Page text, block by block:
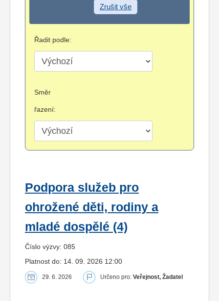
Zrušit vše
Řadit podle:
Směr
řazení:
Podpora služeb pro
ohrožené děti, rodiny a
mladé dospělé (4)
Číslo výzvy: 085
Platnost do: 14. 09. 2026 12:00
29. 6. 2026 Určeno pro: Veřejnost, Žadatel